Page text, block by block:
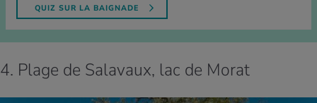
QUIZ SUR LA BAIGNADE
4. Plage de Salavaux, lac de Morat